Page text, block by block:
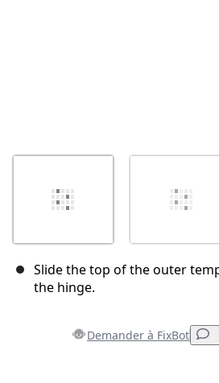
Slide the top of the outer
the hinge.
Demander à FixBot